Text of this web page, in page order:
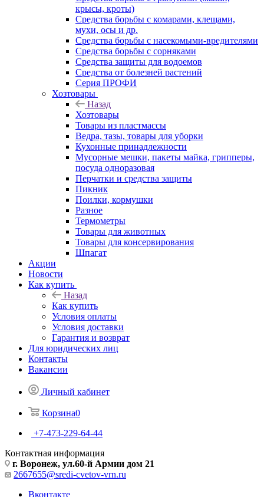
крысы, кроты)
Средства борьбы с комарами, клещами,
мухи, осы и др.
Средства борьбы с насекомыми-вредителями
Средства борьбы с сорняками
Средства защиты для водоемов
Средства от болезней растений
Серия ПРОФИ
Хозтовары
Назад
Хозтовары
Товары из пластмассы
Ведра, тазы, товары для уборки
Кухонные принадлежности
Мусорные мешки, пакеты майка, грипперы,
посуда одноразовая
Перчатки и средства защиты
Пикник
Поилки, кормушки
Разное
Термометры
Товары для животных
Товары для консервирования
Шпагат
Акции
Новости
Как купить
Назад
Как купить
Условия оплаты
Условия доставки
Гарантия и возврат
Для юридических лиц
Контакты
Вакансии
Личный кабинет
Корзина0
+7-473-229-64-44
Контактная информация
г. Воронеж, ул.60-й Армии дом 21
2667655@sredi-cvetov-vrn.ru
Вконтакте